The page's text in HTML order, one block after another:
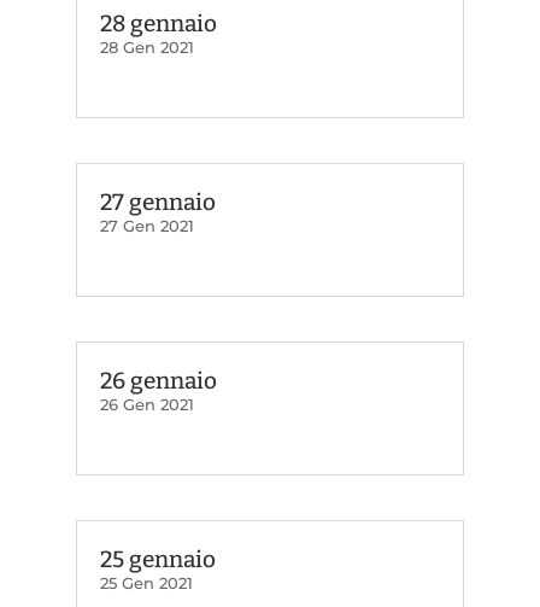
28 gennaio
28 Gen 2021
27 gennaio
27 Gen 2021
26 gennaio
26 Gen 2021
25 gennaio
25 Gen 2021